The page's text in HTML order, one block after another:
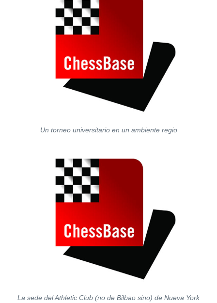
Un torneo universitario en un ambiente regio
La sede del Athletic Club (no de Bilbao sino) de Nueva York